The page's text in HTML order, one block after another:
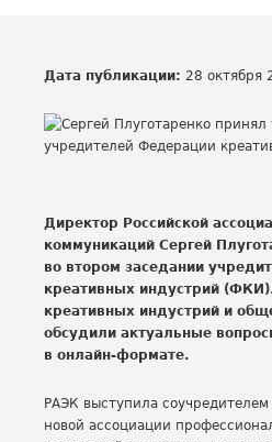
Дата публикации: 28 октября
Директор Российской
коммуникаций Сергей
во втором заседании
креативных индустрий
креативных индустрий и
обсудили актуальные
в онлайн-формате.
РАЭК выступила
новой ассоциации